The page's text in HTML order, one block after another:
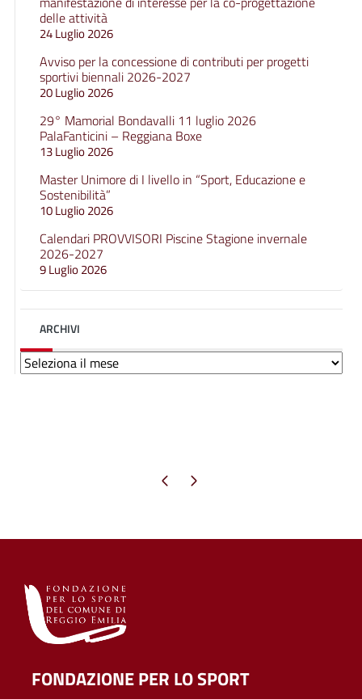
delle attività
24 Luglio 2026
Avviso per la concessione di contributi per progetti
sportivi biennali 2026-2027
20 Luglio 2026
29° Mamorial Bondavalli 11 luglio 2026
PalaFanticini – Reggiana Boxe
13 Luglio 2026
Master Unimore di I livello in “Sport, Educazione e
Sostenibilità”
10 Luglio 2026
Calendari PROVVISORI Piscine Stagione invernale
2026-2027
9 Luglio 2026
ARCHIVI
Archivi
Pagina precedente
Pagina successiva
FONDAZIONE PER LO SPORT